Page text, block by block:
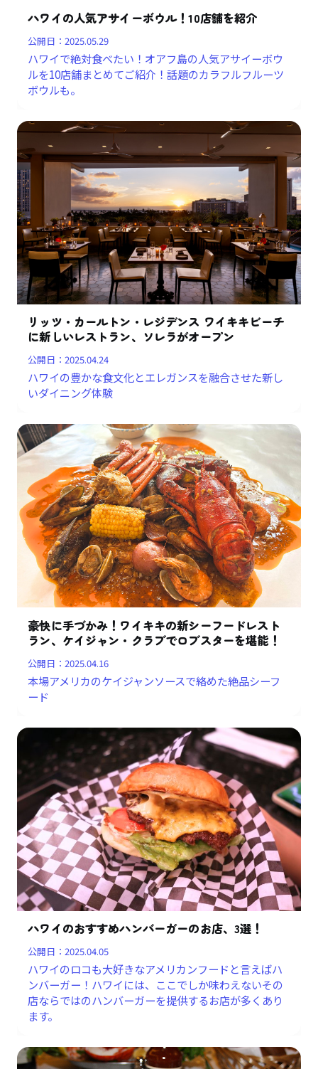
ハワイの人気アサイーボウル！10店舗を紹介
公開日：2025.05.29
ハワイで絶対食べたい！オアフ島の人気アサイーボウ
ルを10店舗まとめてご紹介！話題のカラフルフルーツ
ボウルも。
リッツ・カールトン・レジデンス ワイキキビーチ
に新しいレストラン、ソレラがオープン
公開日：2025.04.24
ハワイの豊かな食文化とエレガンスを融合させた新し
いダイニング体験
豪快に手づかみ！ワイキキの新シーフードレスト
ラン、ケイジャン・クラブでロブスターを堪能！
公開日：2025.04.16
本場アメリカのケイジャンソースで絡めた絶品シーフ
ード
ハワイのおすすめハンバーガーのお店、3選！
公開日：2025.04.05
ハワイのロコも大好きなアメリカンフードと言えばハ
ンバーガー！ハワイには、ここでしか味わえないその
店ならではのハンバーガーを提供するお店が多くあり
ます。